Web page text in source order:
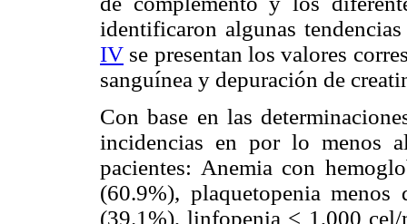
identificaron algunas
IV se presentan los valores
sanguínea y depuración de
Con base en las
incidencias en por lo menos
pacientes: Anemia con
(60.9%), plaquetopenia
(39.1%), linfopenia < 1,000